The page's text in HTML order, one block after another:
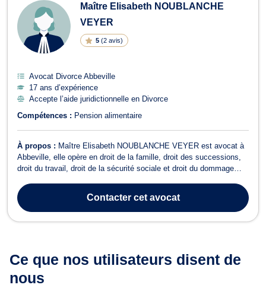
Maître Elisabeth NOUBLANCHE
VEYER
5 (2 avis)
Avocat Divorce Abbeville
17 ans d’expérience
Accepte l’aide juridictionnelle en Divorce
Compétences : Pension alimentaire
À propos : Maître Elisabeth NOUBLANCHE VEYER est avocat à
Abbeville, elle opère en droit de la famille, droit des successions,
droit du travail, droit de la sécurité sociale et droit du dommage
Michel. En droit de la famille, elle vous assiste lors d'une
procédure de div...
Contactercet avocat
Ce que nos utilisateurs disent de
nous